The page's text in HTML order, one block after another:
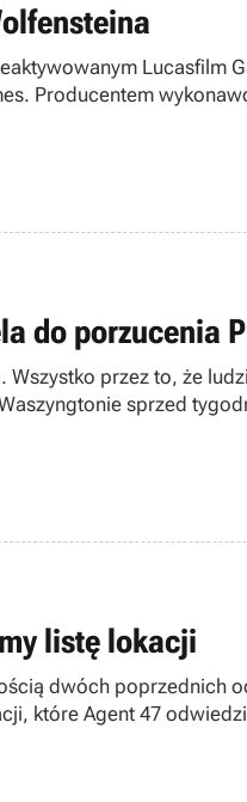
Producentem
do porzucenia
Wszystko przez to, że
sprzed
listę lokacji
dwóch poprzednich
które Agent 47